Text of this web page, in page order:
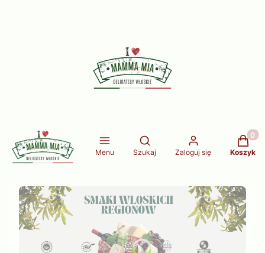
Menu
Otwórz wyszukiwarkę
Szukaj Zaloguj się Koszyk